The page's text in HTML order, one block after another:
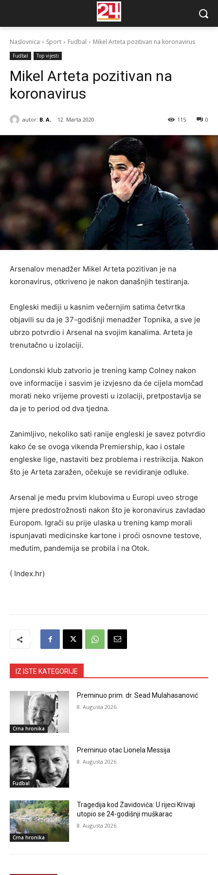
Naslovnica Sport Fudbal Mikel Arteta pozitivan na koronavirus
Fudbal Top vijesti
Mikel Arteta pozitivan na
koronavirus
autor: B. A. 12. Marta 2020. 0
115
Arsenalov menadžer Mikel Arteta pozitivan je na
koronavirus, otkriveno je nakon današnjih testiranja.
Engleski mediji u kasnim večernjim satima četvrtka
objavili su da je 37-godišnji menadžer Topnika, a sve je
ubrzo potvrdio i Arsenal na svojim kanalima. Arteta je
trenutačno u izolaciji.
Londonski klub zatvorio je trening kamp Colney nakon
ove informacije i sasvim je izvjesno da će cijela momčad
morati neko vrijeme provesti u izolaciji, pretpostavlja se
da je to period od dva tjedna.
Zanimljivo, nekoliko sati ranije engleski je savez potvrdio
kako će se ovoga vikenda Premiership, kao i ostale
engleske lige, nastaviti bez problema i restrikcija. Nakon
što je Arteta zaražen, očekuje se revidiranje odluke.
Arsenal je među prvim klubovima u Europi uveo stroge
mjere predostrožnosti nakon što je koronavirus zavladao
Europom. Igrači su prije ulaska u trening kamp morali
ispunjavati medicinske kartone i proći osnovne testove,
međutim, pandemija se probila i na Otok.
( Index.hr)
IZ ISTE KATEGORIJE
Crna hronika
Preminuo prim. dr. Sead Mulahasanović
8. Augusta 2026.
Fudbal
Preminuo otac Lionela Messija
8. Augusta 2026.
Crna hronika
Tragedija kod Zavidovića: U rijeci Krivaji
utopio se 24-godišnji muškarac
8. Augusta 2026.